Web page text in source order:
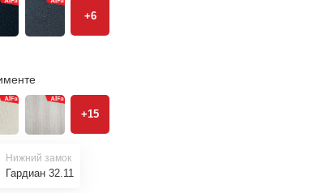
+6
+15
Нижний замок
Гардиан 32.11